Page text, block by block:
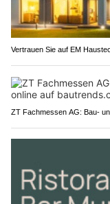
Vertrauen Sie auf EM
ZT Fachmessen AG: Bau-